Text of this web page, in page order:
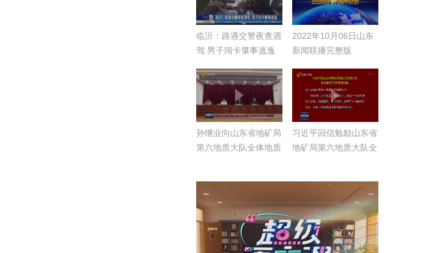
临沂：路遇交警夜查酒
驾 男子闯卡肇事逃逸
2022年10月06日山东
新闻联播完整版
孙继业向山东省地矿局
第六地质大队全体地质
习近平回信勉励山东省
地矿局第六地质大队全
大作用 奋力书写“英雄
地质队”新篇章